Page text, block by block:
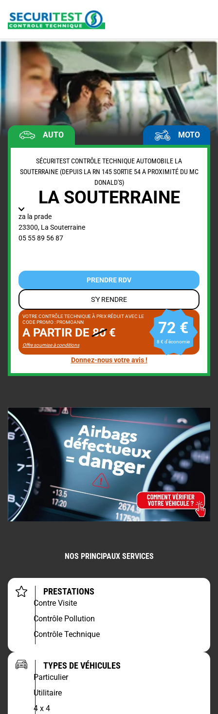
AUTO MOTO
SÉCURITEST CONTRÔLE TECHNIQUE AUTOMOBILE LA
SOUTERRAINE (DEPUIS LA RN 145 SORTIE 54 A PROXIMITÉ DU MC
DONALD'S)
LA SOUTERRAINE
za la prade
23300, La Souterraine
05 55 89 56 87
PRENDRE RDV
S'Y RENDRE
VOTRE CONTRÔLE TECHNIQUE À PRIX RÉDUIT AVEC LE
CODE PROMO : PROMOANN
A PARTIR DE80€
Offre soumise à conditions
72 €
8 € d'économie
Donnez-nous votre avis !
NOS PRINCIPAUX SERVICES
PRESTATIONS
Contre Visite
Contrôle Pollution
Contrôle Technique
TYPES DE VÉHICULES
Particulier
Utilitaire
4 x 4